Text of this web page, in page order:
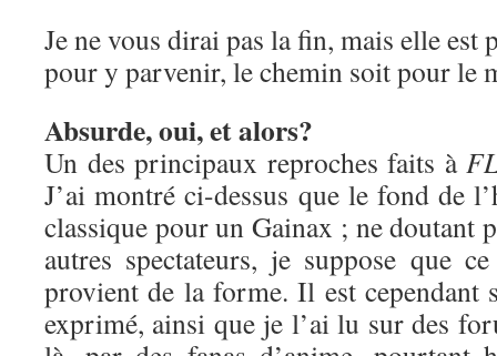
Je ne vous dirai pas la fin, mais elle est
pour y parvenir, le chemin soit pour
Absurde, oui, et alors?
Un des principaux reproches faits à
J’ai montré ci-dessus que le fond de
classique pour un Gainax ; ne doutant
autres spectateurs, je suppose que
provient de la forme. Il est cependant
exprimé, ainsi que je l’ai lu sur des